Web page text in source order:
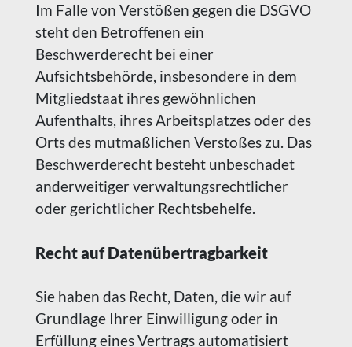
Im Falle von Verstößen gegen die DSGVO
steht den Betroffenen ein
Beschwerderecht bei einer
Aufsichtsbehörde, insbesondere in dem
Mitgliedstaat ihres gewöhnlichen
Aufenthalts, ihres Arbeitsplatzes oder des
Orts des mutmaßlichen Verstoßes zu. Das
Beschwerderecht besteht unbeschadet
anderweitiger verwaltungsrechtlicher
oder gerichtlicher Rechtsbehelfe.
Recht auf Daten­übertrag­barkeit
Sie haben das Recht, Daten, die wir auf
Grundlage Ihrer Einwilligung oder in
Erfüllung eines Vertrags automatisiert